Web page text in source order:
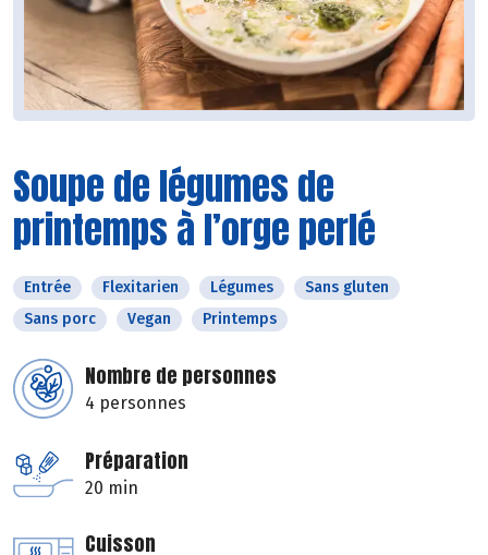
Soupe de légumes de
printemps à l’orge perlé
Entrée Flexitarien Légumes
Sans gluten
Sans porc
Vegan Printemps
Nombre de personnes
4 personnes
Préparation
20 min
Cuisson